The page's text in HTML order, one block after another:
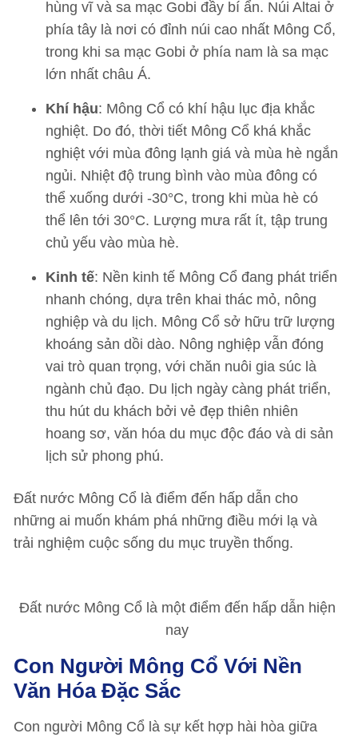
hùng vĩ và sa mạc Gobi đầy bí ẩn. Núi Altai ở
phía tây là nơi có đỉnh núi cao nhất Mông Cổ,
trong khi sa mạc Gobi ở phía nam là sa mạc
lớn nhất châu Á.
Khí hậu: Mông Cổ có khí hậu lục địa khắc
nghiệt. Do đó, thời tiết Mông Cổ khá khắc
nghiệt với mùa đông lạnh giá và mùa hè ngắn
ngủi. Nhiệt độ trung bình vào mùa đông có
thể xuống dưới -30°C, trong khi mùa hè có
thể lên tới 30°C. Lượng mưa rất ít, tập trung
chủ yếu vào mùa hè.
Kinh tế: Nền kinh tế Mông Cổ đang phát triển
nhanh chóng, dựa trên khai thác mỏ, nông
nghiệp và du lịch. Mông Cổ sở hữu trữ lượng
khoáng sản dồi dào. Nông nghiệp vẫn đóng
vai trò quan trọng, với chăn nuôi gia súc là
ngành chủ đạo. Du lịch ngày càng phát triển,
thu hút du khách bởi vẻ đẹp thiên nhiên
hoang sơ, văn hóa du mục độc đáo và di sản
lịch sử phong phú.
Đất nước Mông Cổ là điểm đến hấp dẫn cho
những ai muốn khám phá những điều mới lạ và
trải nghiệm cuộc sống du mục truyền thống.
Đất nước Mông Cổ là một điểm đến hấp dẫn hiện
nay
Con Người Mông Cổ Với Nền
Văn Hóa Đặc Sắc
Con người Mông Cổ là sự kết hợp hài hòa giữa